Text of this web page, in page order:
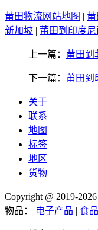
莆田物流网站地图 |
新加坡 | 莆田到印度尼
上一篇： 莆田到
下一篇： 莆田到
关于
联系
地图
标签
地区
货物
Copyright @ 2019-
物品：
电子产品 | 食品